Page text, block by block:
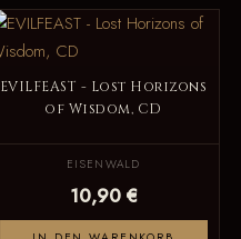
EVILFEAST - Lost Horizons
of Wisdom, CD
EISENWALD
10,90 €